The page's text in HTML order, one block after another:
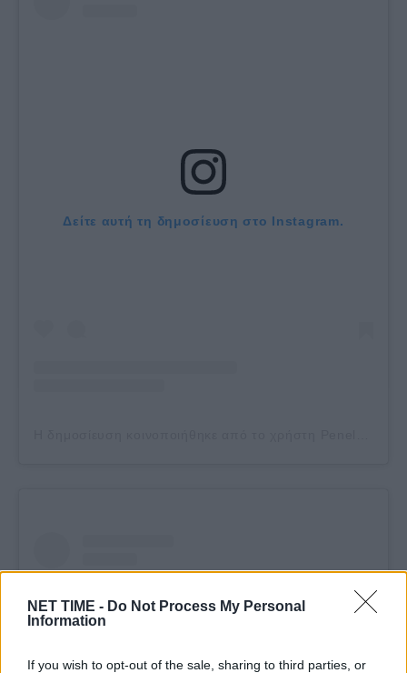
NET TIME - Do Not Process My Personal
Information
If you wish to opt-out of the sale, sharing to third parties, or
Δείτε αυτή τη δημοσίευση στο Instagram.